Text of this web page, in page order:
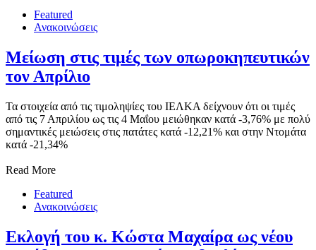
Featured
Ανακοινώσεις
Μείωση στις τιμές των οπωροκηπευτικών
τον Απρίλιο
Τα στοιχεία από τις τιμοληψίες του ΙΕΛΚΑ δείχνουν ότι οι τιμές
από τις 7 Απριλίου ως τις 4 Μαΐου μειώθηκαν κατά -3,76% με πολύ
σημαντικές μειώσεις στις πατάτες κατά -12,21% και στην Ντομάτα
κατά -21,34%
Read More
Featured
Ανακοινώσεις
Εκλογή του κ. Κώστα Μαχαίρα ως νέου